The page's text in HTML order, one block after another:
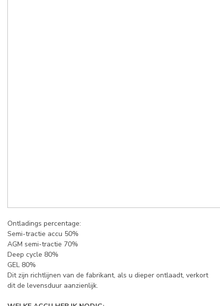
Ontladings percentage:
Semi-tractie accu 50%
AGM semi-tractie 70%
Deep cycle 80%
GEL 80%
Dit zijn richtlijnen van de fabrikant, als u dieper ontlaadt, verkort
dit de levensduur aanzienlijk.